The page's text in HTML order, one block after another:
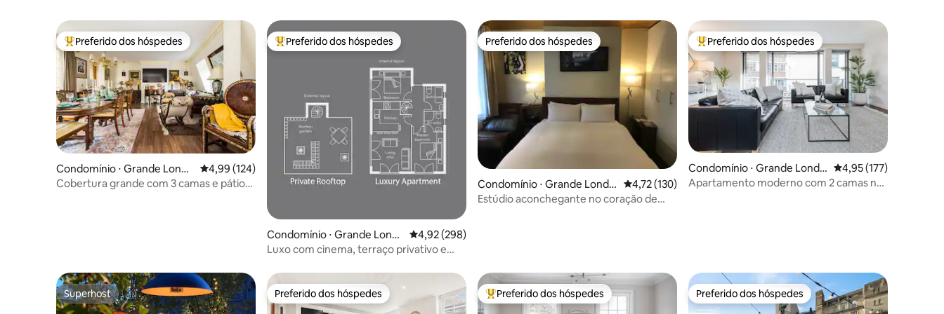
Entre os melhores preferidos dos hóspedes
Preferido dos hóspedes
Condomínio ⋅ Grande Londr
es
4,99 de uma avaliação média de 5, 124 avaliações
4,99 (124)
Cobertura grande com 3 camas e pátio
Entre os melhores preferidos dos hóspedes
Preferido dos hóspedes
Condomínio ⋅ Grande Londr
es
4,92 de uma avaliação média de 5, 298 avaliações
4,92 (298)
Luxo com cinema, terraço privativo e
Preferido dos hóspedes
Preferido dos hóspedes
Condomínio ⋅ Grande Londr
es
4,72 de uma avaliação média de 5, 130 avaliações
4,72 (130)
Estúdio aconchegante no coração de
Entre os melhores preferidos dos hóspedes
Preferido dos hóspedes
Condomínio ⋅ Grande Londr
es
4,95 de uma avaliação
4,95 (177)
Apartamento moderno com 2 camas na
Superhost
Superhost Preferido dos hóspedes
Preferido dos hóspedes Entre os melhores preferidos dos hóspedes
Preferido dos hóspedes Preferido dos hóspedes
Preferido dos hóspedes